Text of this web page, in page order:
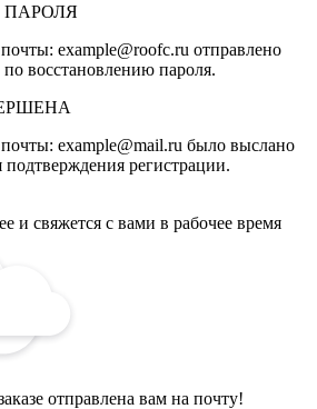
ПАРОЛЯ
example@roofc.ru отправлено
восстановлению пароля.
example@mail.ru было выслано
регистрации.
и свяжется с вами в рабочее время
отправлена вам на почту!